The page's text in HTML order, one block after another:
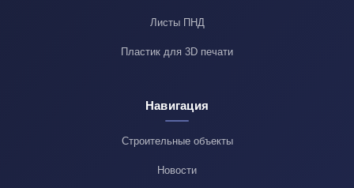
Листы ПНД
Пластик для 3D печати
Навигация
Строительные объекты
Новости